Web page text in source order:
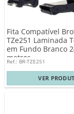
Fita Compatível
TZe251 Laminada
em Fundo Branco
metros
Ref.: BR-TZE251
VER